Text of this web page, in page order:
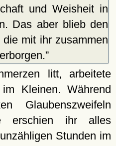
und Weisheit in
Das aber blieb den
die mit ihr zusammen
litt, arbeitete
Kleinen. Während
Glaubenszweifeln
erschien ihr alles
Stunden im